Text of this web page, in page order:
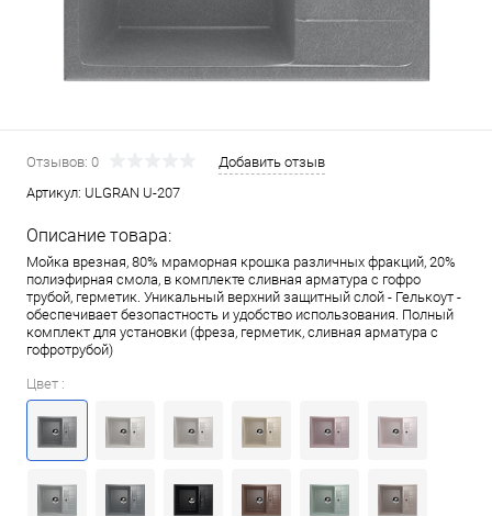
Отзывов: 0
Добавить отзыв
Артикул: ULGRAN U-207
Описание товара:
Мойка врезная, 80% мраморная крошка различных фракций, 20%
полиэфирная смола, в комплекте сливная арматура c гофро
трубой, герметик. Уникальный верхний защитный слой - Гелькоут -
обеспечивает безопастность и удобство использования. Полный
комплект для установки (фреза, герметик, сливная арматура с
гофротрубой)
Цвет :